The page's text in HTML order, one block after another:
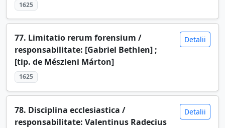
1625
77. Limitatio rerum forensium /
responsabilitate: [Gabriel Bethlen] ;
[tip. de Mészleni Márton]
1625
Detalii
78. Disciplina ecclesiastica /
responsabilitate: Valentinus Radecius
Detalii